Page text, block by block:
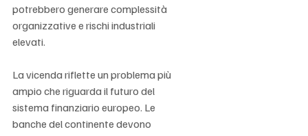
potrebbero generare complessità
organizzative e rischi industriali
elevati.
La vicenda riflette un problema più
ampio che riguarda il futuro del
sistema finanziario europeo. Le
banche del continente devono